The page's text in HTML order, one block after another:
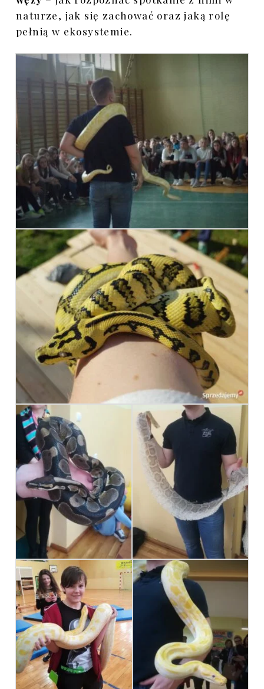
naturze, jak się zachować oraz jaką rolę
pełnią w ekosystemie.